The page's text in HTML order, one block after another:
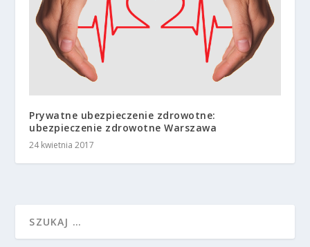
Prywatne ubezpieczenie zdrowotne:
ubezpieczenie zdrowotne Warszawa
24 kwietnia 2017